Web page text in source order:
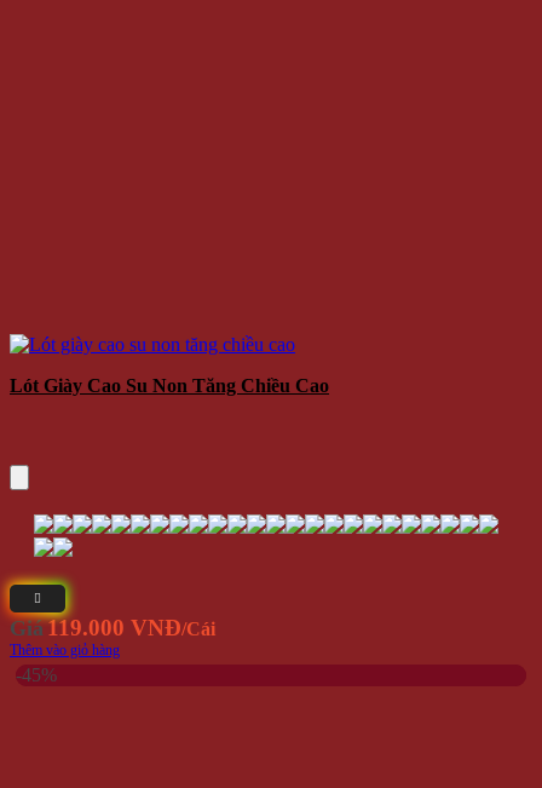
Lót Giày Cao Su Non Tăng Chiều Cao
Giá119.000 VNĐ/Cái
Thêm vào giỏ hàng
-45%